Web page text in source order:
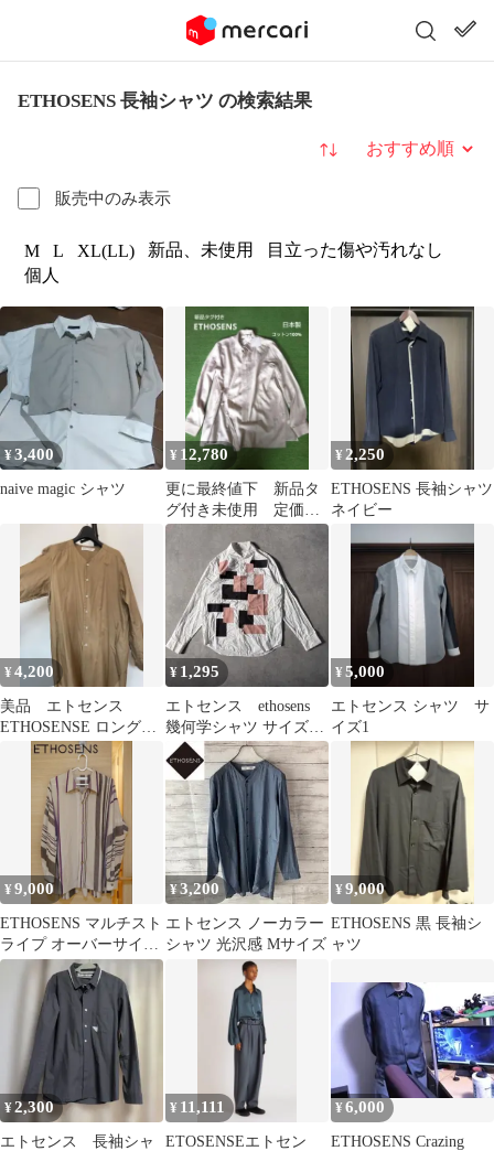
ETHOSENS 長袖シャツ の検索結果
販売中のみ表示
並び替え
M L XL(LL) 新品、未使用
目立った傷や汚れなし
個人
¥3,400
naive magic シャツ
¥ 12,780
更に最終値下 新品タ
グ付き未使用 定価
33000円ETHOSENSお
しゃれシャツ
¥ 2,250
ETHOSENS 長袖シャツ
ネイビー
¥4,200
美品 エトセンス
ETHOSENSE ロングシ
¥ 1,295
エトセンス ethosens
幾何学シャツ サイズ1
長袖シャツ BH56
¥5,000
エトセンス シャツ サ
イズ1
¥9,000
ETHOSENS マルチスト
ライプ オーバーサイズ
シャツ サイズ1 日本製
¥3,200
エトセンス ノーカラー
シャツ 光沢感 Mサイズ
¥9,000
ETHOSENS 黒 長袖シ
ャツ
¥2,300
エトセンス 長袖シャ
¥ 11,111
ETOSENSEエトセン
¥6,000
ETHOSENS Crazing